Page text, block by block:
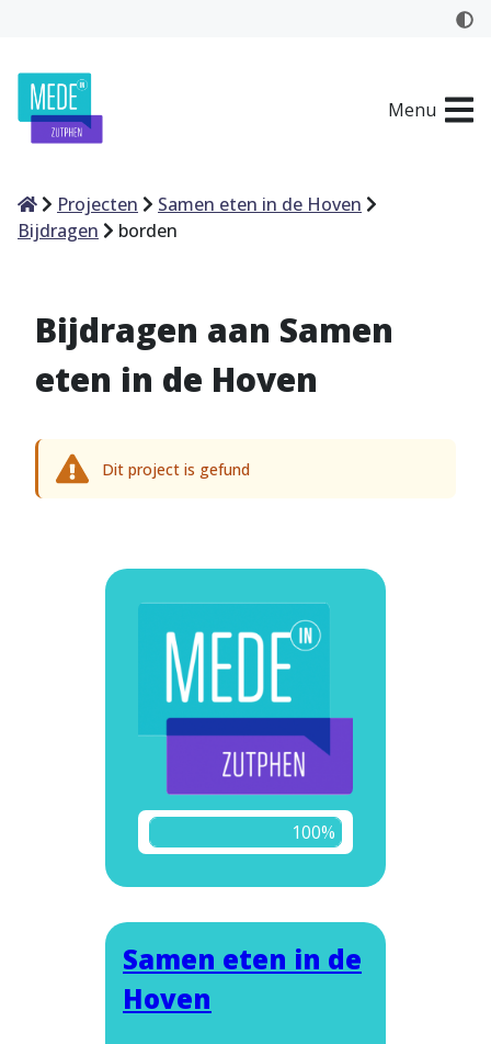
Menu
HomeProjecten
Samen eten in de Hoven
Bijdragen
borden
Bijdragen aan Samen
eten in de Hoven
Dit project is gefund
100%
Samen eten in de
Hoven